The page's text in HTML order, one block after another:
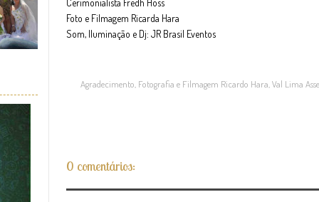
Cerimonialista Fredh Hoss
Foto e Filmagem Ricarda Hara
Som, Iluminação e Dj: JR Brasil Eventos
Agradecimento Fotografia e Filmagem Ricardo Hara Val Lima
0 comentários: